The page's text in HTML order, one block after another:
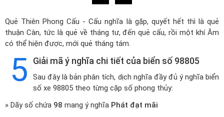
Quẻ Thiên Phong Cấu - Cấu nghĩa là gặp, quyết hết thì là quẻ
thuận Càn, tức là quẻ về tháng tư, đến quẻ cấu, rồi một khí Âm
có thể hiện được, mới quẻ tháng tám.
5 Giải mã ý nghĩa chi tiết của biển số 98805
Sau đây là bản phân tích, dịch nghĩa đầy đủ ý nghĩa biển
số xe 98805 theo từng cặp số phong thủy:
» Dãy số chứa 98 mang ý nghĩa Phát đạt mãi